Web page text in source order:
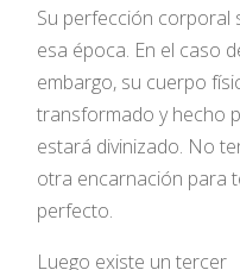
Su perfección corporal
esa época. En el caso
embargo, su cuerpo
transformado y hecho
estará divinizado. No
otra encarnación para
perfecto.
Luego existe un tercer